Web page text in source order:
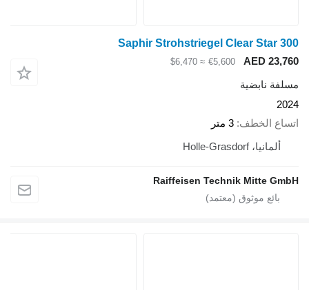
Saphir Strohstriegel Clear Star 300
AED 23,760
€5,600
≈ $6,470
مسلفة نابضية
2024
اتساع الخطف 3 متر
ألمانيا، Holle-Grasdorf
Raiffeisen Technik Mitte GmbH